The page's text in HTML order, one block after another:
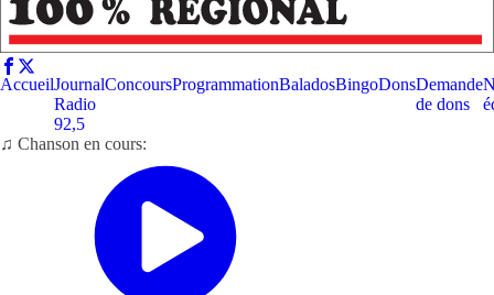
AccueilJournal
Radio
92,5
ConcoursProgrammationBaladosBingoDonsDemande
de dons
♫ Chanson en cours: